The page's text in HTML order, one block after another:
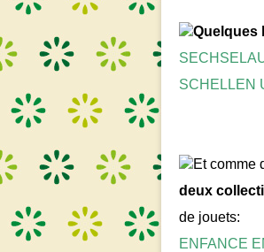
Quelques
SCHELLEN
Et comme
deux
de jouets:
ENFANCE